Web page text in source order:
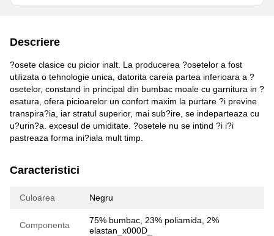
Descriere
?osete clasice cu picior inalt. La producerea ?osetelor a fost
utilizata o tehnologie unica, datorita careia partea inferioara a ?
osetelor, constand in principal din bumbac moale cu garnitura in ?
esatura, ofera picioarelor un confort maxim la purtare ?i previne
transpira?ia, iar stratul superior, mai sub?ire, se indeparteaza cu
u?urin?a. excesul de umiditate. ?osetele nu se intind ?i i?i
pastreaza forma ini?iala mult timp.
Caracteristici
Culoarea Negru
Componenta
75% bumbac, 23% poliamida, 2%
elastan_x000D_